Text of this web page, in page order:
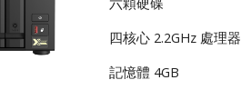
四核心 2.2GHz 處理器
記憶體 4GB